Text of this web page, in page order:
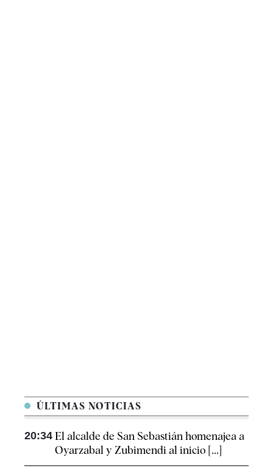
ÚLTIMAS NOTICIAS
20:34 El alcalde de San Sebastián homenajea a
Oyarzabal y Zubimendi al inicio [...]